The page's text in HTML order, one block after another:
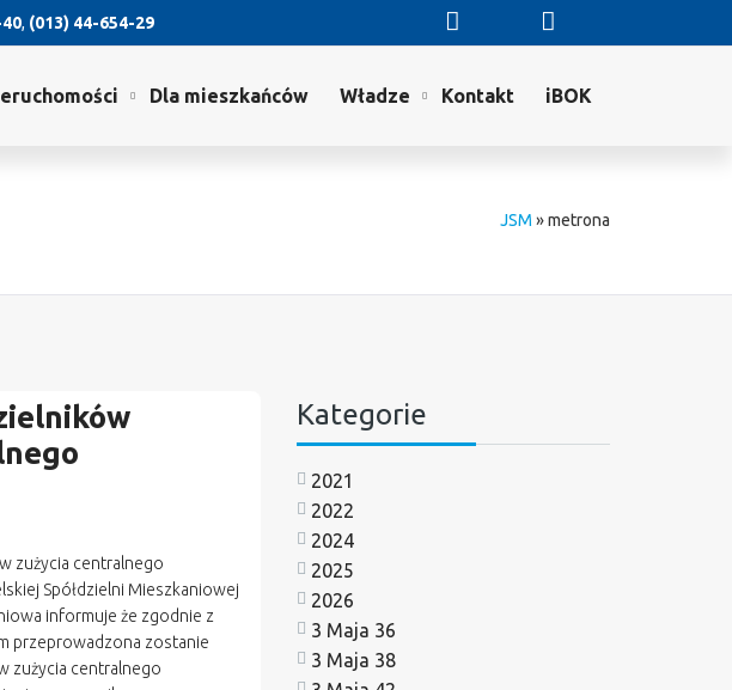
, (013) 44-654-29
Dla mieszkańców Władze Kontakt iBOK
JSM »metrona
zużycia centralnego
Spółdzielni Mieszkaniowej
informuje że zgodnie z
przeprowadzona zostanie
zużycia centralnego
Kategorie
2021
2022
2024
2025
2026
3 Maja 36
3 Maja 38